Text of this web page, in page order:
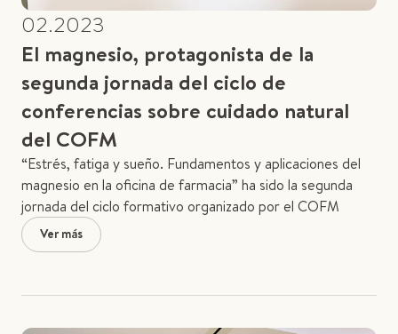
02.2023
El magnesio, protagonista de la
segunda jornada del ciclo de
conferencias sobre cuidado natural
del COFM
“Estrés, fatiga y sueño. Fundamentos y aplicaciones del
magnesio en la oficina de farmacia” ha sido la segunda
jornada del ciclo formativo organizado por el COFM
Ver más